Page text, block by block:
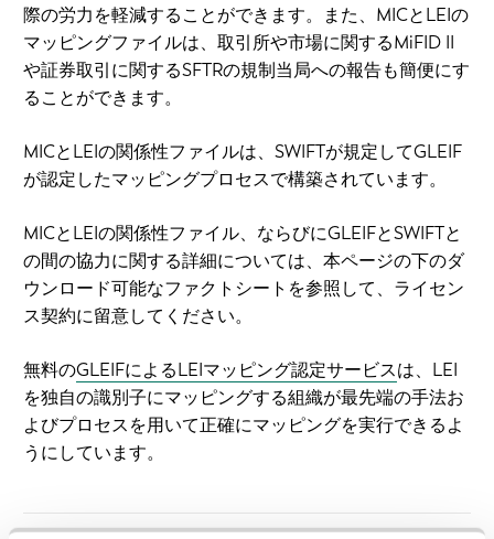
際の労力を軽減することができます。また、MICとLEIの
マッピングファイルは、取引所や市場に関するMiFID II
や証券取引に関するSFTRの規制当局への報告も簡便にす
ることができます。
MICとLEIの関係性ファイルは、SWIFTが規定してGLEIF
が認定したマッピングプロセスで構築されています。
MICとLEIの関係性ファイル、ならびにGLEIFとSWIFTと
の間の協力に関する詳細については、本ページの下のダ
ウンロード可能なファクトシートを参照して、ライセン
ス契約に留意してください。
無料のGLEIFによるLEIマッピング認定サービスは、LEI
を独自の識別子にマッピングする組織が最先端の手法お
よびプロセスを用いて正確にマッピングを実行できるよ
うにしています。